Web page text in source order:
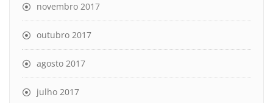
novembro 2017
outubro 2017
agosto 2017
julho 2017